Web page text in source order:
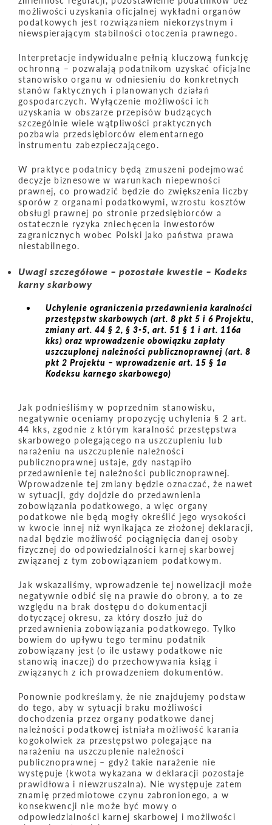
możliwości uzyskania oficjalnej wykładni organów
podatkowych jest rozwiązaniem niekorzystnym i
niewspierającym stabilności otoczenia prawnego.
Interpretacje indywidualne pełnią kluczową funkcję
ochronną – pozwalają podatnikom uzyskać oficjalne
stanowisko organu w odniesieniu do konkretnych
stanów faktycznych i planowanych działań
gospodarczych. Wyłączenie możliwości ich
uzyskania w obszarze przepisów budzących
szczególnie wiele wątpliwości praktycznych
pozbawia przedsiębiorców elementarnego
instrumentu zabezpieczającego.
W praktyce podatnicy będą zmuszeni podejmować
decyzje biznesowe w warunkach niepewności
prawnej, co prowadzić będzie do zwiększenia liczby
sporów z organami podatkowymi, wzrostu kosztów
obsługi prawnej po stronie przedsiębiorców a
ostatecznie ryzyka zniechęcenia inwestorów
zagranicznych wobec Polski jako państwa prawa
niestabilnego.
Uwagi szczegółowe – pozostałe kwestie – Kodeks
karny skarbowy
Uchylenie ograniczenia przedawnienia karalności
przestępstw skarbowych (art. 8 pkt 5 i 6 Projektu,
zmiany art. 44 § 2, § 3-5, art. 51 § 1 i art. 116a
kks) oraz wprowadzenie obowiązku zapłaty
uszczuplonej należności publicznoprawnej (art. 8
pkt 2 Projektu – wprowadzenie art. 15 § 1a
Kodeksu karnego skarbowego)
Jak podnieśliśmy w poprzednim stanowisku,
negatywnie oceniamy propozycję uchylenia § 2 art.
44 kks, zgodnie z którym karalność przestępstwa
skarbowego polegającego na uszczupleniu lub
narażeniu na uszczuplenie należności
publicznoprawnej ustaje, gdy nastąpiło
przedawnienie tej należności publicznoprawnej.
Wprowadzenie tej zmiany będzie oznaczać, że nawet
w sytuacji, gdy dojdzie do przedawnienia
zobowiązania podatkowego, a więc organy
podatkowe nie będą mogły określić jego wysokości
w kwocie innej niż wynikająca ze złożonej deklaracji,
nadal będzie możliwość pociągnięcia danej osoby
fizycznej do odpowiedzialności karnej skarbowej
związanej z tym zobowiązaniem podatkowym.
Jak wskazaliśmy, wprowadzenie tej nowelizacji może
negatywnie odbić się na prawie do obrony, a to ze
względu na brak dostępu do dokumentacji
dotyczącej okresu, za który doszło już do
przedawnienia zobowiązania podatkowego. Tylko
bowiem do upływu tego terminu podatnik
zobowiązany jest (o ile ustawy podatkowe nie
stanowią inaczej) do przechowywania ksiąg i
związanych z ich prowadzeniem dokumentów.
Ponownie podkreślamy, że nie znajdujemy podstaw
do tego, aby w sytuacji braku możliwości
dochodzenia przez organy podatkowe danej
należności podatkowej istniała możliwość karania
kogokolwiek za przestępstwo polegające na
narażeniu na uszczuplenie należności
publicznoprawnej – gdyż takie narażenie nie
występuje (kwota wykazana w deklaracji pozostaje
prawidłowa i niewzruszalna). Nie występuje zatem
znamię przedmiotowe czynu zabronionego, a w
konsekwencji nie może być mowy o
odpowiedzialności karnej skarbowej i możliwości